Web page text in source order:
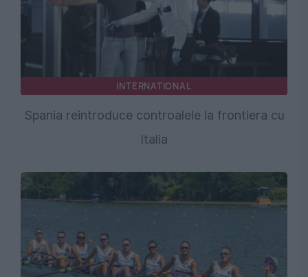
INTERNATIONAL
Spania reintroduce controalele la frontiera cu
Italia